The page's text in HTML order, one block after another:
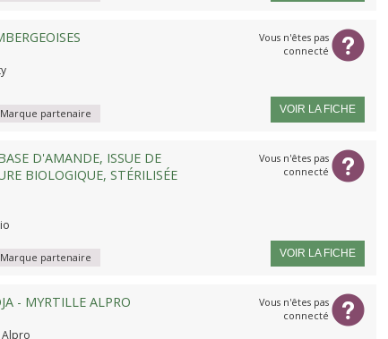
Marque partenaire
Vous n'êtes pas
connecté
VOIR LA FICHE
D'AMANDE, ISSUE DE
BIOLOGIQUE, STÉRILISÉE
Marque partenaire
Vous n'êtes pas
connecté
VOIR LA FICHE
- MYRTILLE ALPRO
Alpro
Vous n'êtes pas
connecté